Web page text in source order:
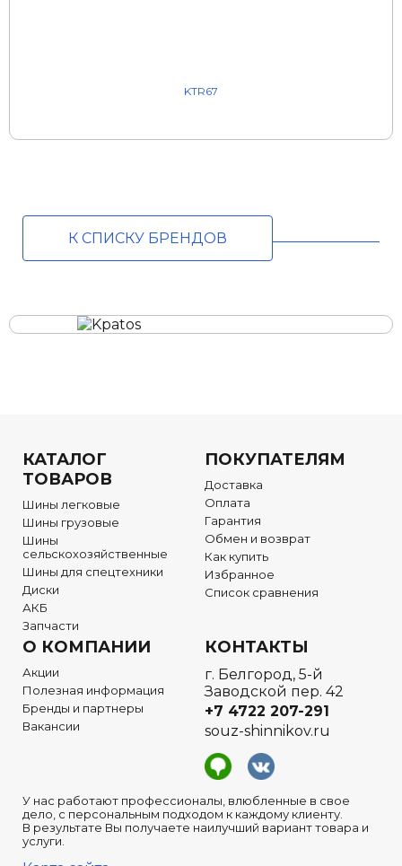
KTR67
К СПИСКУ БРЕНДОВ
КАТАЛОГ
ТОВАРОВ
Шины легковые
Шины грузовые
Шины
сельскохозяйственные
Шины для спецтехники
Диски
АКБ
Запчасти
ПОКУПАТЕЛЯМ
Доставка
Оплата
Гарантия
Обмен и возврат
Как купить
Избранное
Список сравнения
О КОМПАНИИ
Акции
Полезная информация
Бренды и партнеры
Вакансии
У нас работают профессионалы, влюбленные в свое
дело, с персональным подходом к каждому клиенту.
В результате Вы получаете наилучший вариант товара и
услуги.
КОНТАКТЫ
г. Белгород, 5-й
Заводской пер. 42
+7 4722 207-291
souz-shinnikov.ru